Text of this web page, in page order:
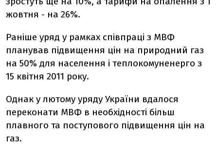
жовтня - на 26%.
Раніше уряд у рамках співпраці з МВФ
планував підвищення цін на природний газ
на 50% для населення і теплокомуненерго з
15 квітня 2011 року.
Однак у лютому уряду України вдалося
переконати МВФ в необхідності більш
плавного та поступового підвищення цін на
газ.